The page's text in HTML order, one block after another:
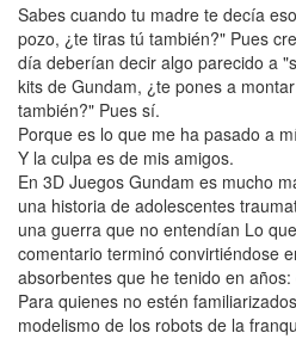
Sabes cuando tu madre te decía
pozo, ¿te tiras tú también?" Pues
día deberían decir algo parecido a
kits de Gundam, ¿te pones a
también?" Pues sí.
Porque es lo que me ha pasado a
Y la culpa es de mis amigos.
En 3D Juegos Gundam es mucho
una historia de adolescentes
una guerra que no entendían Lo
comentario terminó convirtiéndose
absorbentes que he tenido en años:
Para quienes no estén
modelismo de los robots de la